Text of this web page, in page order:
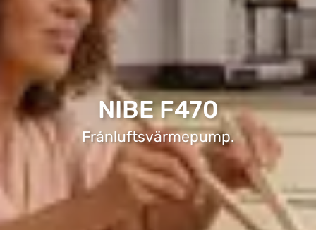
NIBE F470
Frånluftsvärmepump.